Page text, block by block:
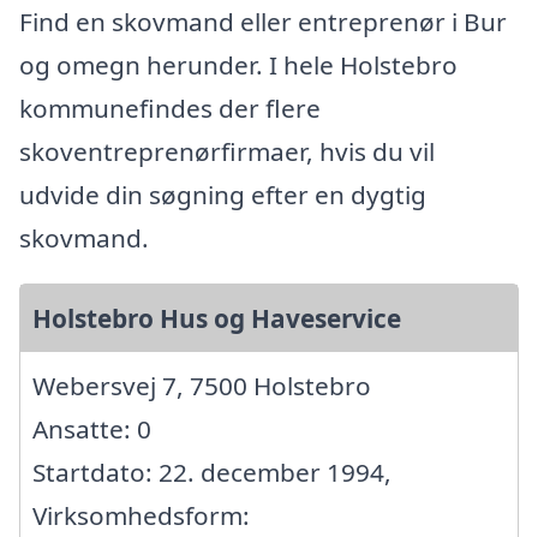
Find en skovmand eller entreprenør i Bur
og omegn herunder. I hele Holstebro
kommunefindes der flere
skoventreprenørfirmaer, hvis du vil
udvide din søgning efter en dygtig
skovmand.
Holstebro Hus og Haveservice
Webersvej 7, 7500 Holstebro
Ansatte: 0
Startdato: 22. december 1994,
Virksomhedsform: